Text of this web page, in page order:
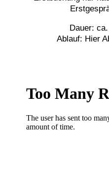
Dauer:
Ablauf: Hier